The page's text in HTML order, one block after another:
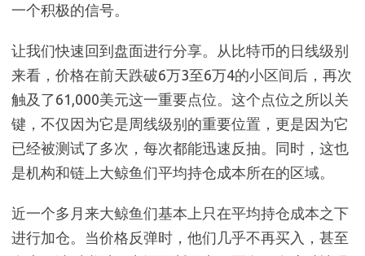
一个积极的信号。
让我们快速回到盘面进行分享。从比特币的日线级别
来看，价格在前天跌破6万3至6万4的小区间后，再次
触及了61,000美元这一重要点位。这个点位之所以关
键，不仅因为它是周线级别的重要位置，更是因为它
已经被测试了多次，每次都能迅速反抽。同时，这也
是机构和链上大鲸鱼们平均持仓成本所在的区域。
近一个多月来大鲸鱼们基本上只在平均持仓成本之下
进行加仓。当价格反弹时，他们几乎不再买入，甚至